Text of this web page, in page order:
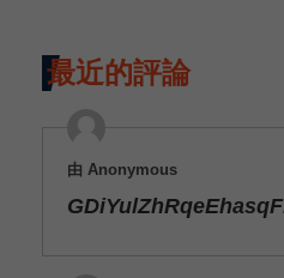
最近的評論
由 Anonymous